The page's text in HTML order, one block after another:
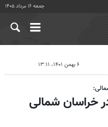
جمعه ۱۶ مرداد ۱۴۰۵
۶ بهمن ۱۴۰۱، ۱۳:۱۱
خراسان شمالی